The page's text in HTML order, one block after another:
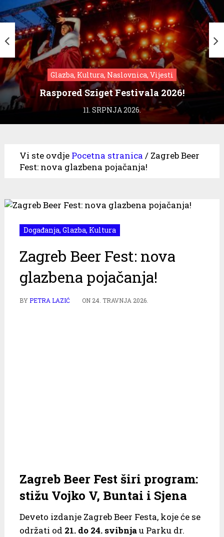
Glazba, Kultura, Naslovnica, Vijesti
Raspored Sziget Festivala 2026!
11. SRPNJA 2026.
Vi ste ovdje Pocetna stranica / Zagreb Beer
Fest: nova glazbena pojačanja!
Događanja, Glazba, Kultura
Zagreb Beer Fest: nova
glazbena pojačanja!
BYPETRA LAZIĆ ON 24. TRAVNJA 2026.
Zagreb Beer Fest širi program:
stižu Vojko V, Buntai i Sjena
Deveto izdanje Zagreb Beer Festa, koje će se
održati od 21. do 24. svibnjau Parku dr.